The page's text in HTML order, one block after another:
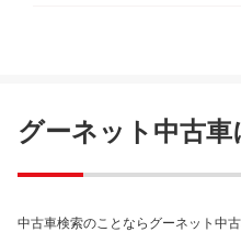
グーネット中古車
中古車検索のことならグーネット中